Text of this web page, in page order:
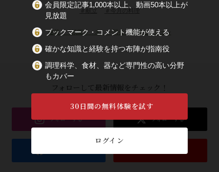
＃献立 ＃今月の料理
連載：「祇園さゝ木」一門会、師弟セッション
フォローして最新情報をチェック！
会員限定記事1,000本以上、動画50本以上が
見放題
ブックマーク・コメント機能が使える
確かな知識と経験を持つ布陣が指南役
調理科学、食材、器など専門性の高い分野
もカバー
30日間の無料体験を試す
ログイン